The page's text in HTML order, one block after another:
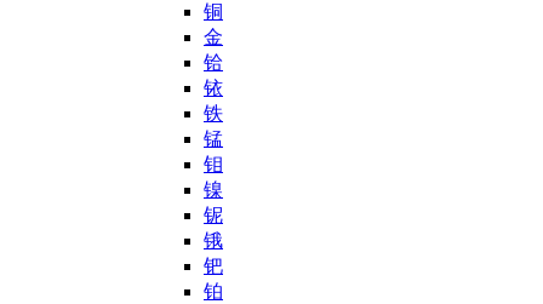
铜
金
铪
铱
铁
锰
钼
镍
铌
锇
钯
铂